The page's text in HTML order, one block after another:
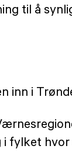
til å
inn i
fylket